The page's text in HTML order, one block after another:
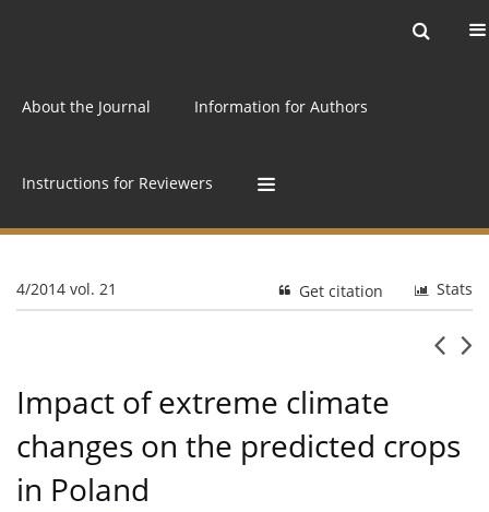
About the Journal Information for Authors
Instructions for Reviewers
4/2014 vol. 21 Stats
Get citation
Impact of extreme climate
changes on the predicted crops
in Poland